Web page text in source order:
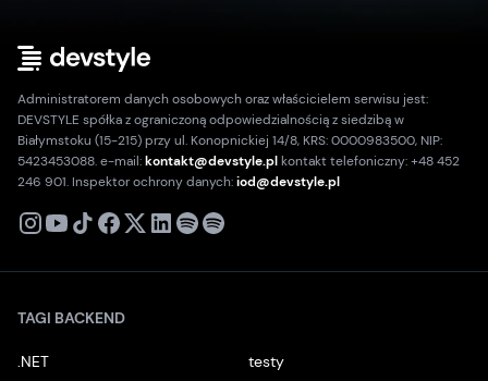
Administratorem danych osobowych oraz właścicielem serwisu jest:
DEVSTYLE spółka z ograniczoną odpowiedzialnością z siedzibą w
Białymstoku (15-215) przy ul. Konopnickiej 14/8, KRS: 0000983500, NIP:
5423453088. e-mail:kontakt@devstyle.plkontakt telefoniczny: +48 452
246 901. Inspektor ochrony danych:iod@devstyle.pl
X
TAGI BACKEND
.NET
testy